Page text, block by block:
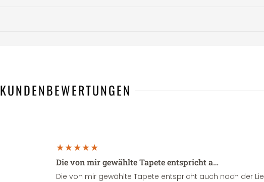
KUNDENBEWERTUNGEN
Die von mir gewählte Tapete entspricht a…
Die von mir gewählte Tapete entspricht auch nach der